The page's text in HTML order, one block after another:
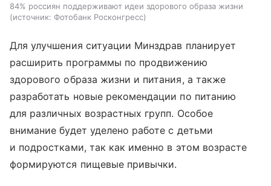
84% россиян поддерживают идеи здорового образа жизни
источник: Фотобанк Росконгресс
Для улучшения ситуации Минздрав планирует
расширить программы по продвижению
здорового образа жизни и питания, а также
разработать новые рекомендации по питанию
для различных возрастных групп. Особое
внимание будет уделено работе с детьми
и подростками, так как именно в этом возрасте
формируются пищевые привычки.